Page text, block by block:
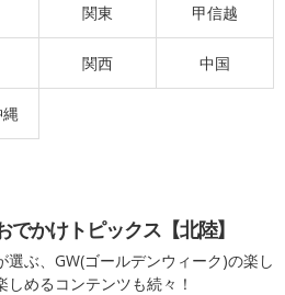
関東 甲信越
関西 中国
でかけトピックス【北陸】
選ぶ、GW(ゴールデンウィーク)の楽し
めるコンテンツも続々！